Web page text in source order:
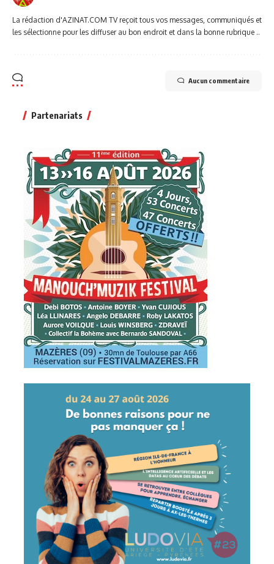
La rédaction d'AZINAT.COM TV reçoit tous vos messages, communiqués et
les sélectionne pour les diffuser au bon endroit et dans la bonne rubrique ..
Aucun commentaire
Partenariats